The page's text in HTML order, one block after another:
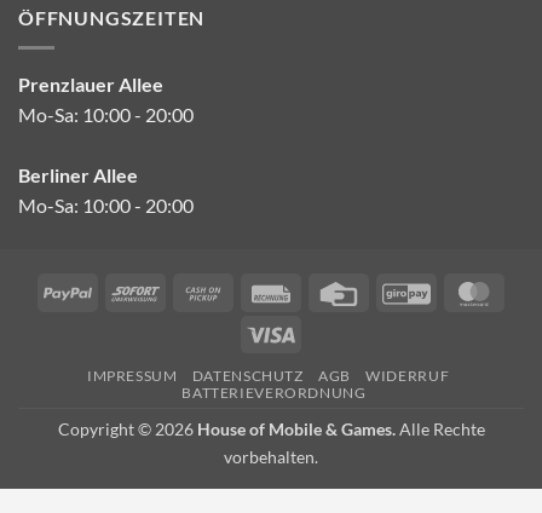
ÖFFNUNGSZEITEN
Prenzlauer Allee
Mo-Sa: 10:00 - 20:00
Berliner Allee
Mo-Sa: 10:00 - 20:00
PayPal Sofort
Cash
Pickup
Rechung
Credit
GiroPay
IMPRESSUM DATENSCHUTZ AGB
WIDERRUF
BATTERIEVERORDNUNG
Copyright © 2026 House of Mobile & Games.Alle Rechte
vorbehalten.